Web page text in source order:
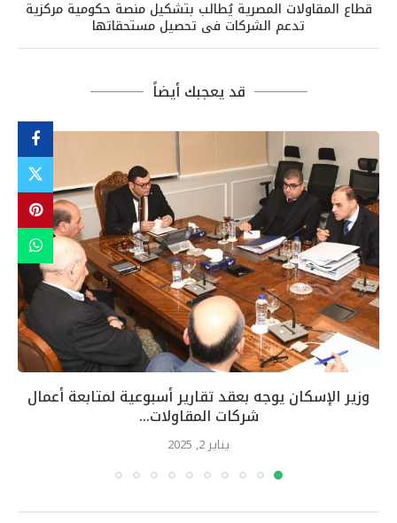
قطاع المقاولات المصرية يُطالب بتشكيل منصة حكومية مركزية
تدعم الشركات فى تحصيل مستحقاتها
قد يعجبك أيضاً
وزير الإسكان يوجه بعقد تقارير أسبوعية لمتابعة أعمال
شركات المقاولات...
يناير 2, 2025